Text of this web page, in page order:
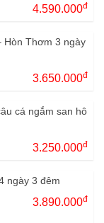
4.590.000đ
Hòn Thơm 3 ngày
3.650.000đ
cá ngắm san hô
3.250.000đ
ngày 3 đêm
3.890.000đ